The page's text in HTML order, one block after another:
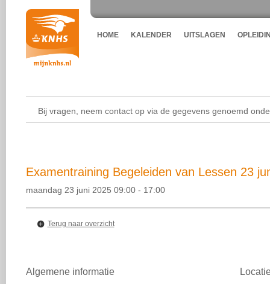
HOME KALENDER UITSLAGEN
Bij vragen, neem contact op via de gegevens genoemd
Examentraining Begeleiden van Lessen 23
maandag 23 juni 2025 09:00 - 17:00
Terug naar overzicht
Algemene informatie